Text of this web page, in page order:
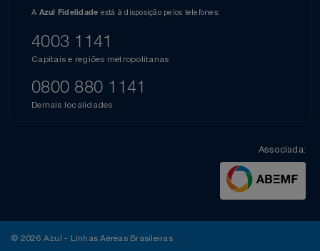
A Azul Fidelidade está à disposição pelos telefones:
4003 1141
Capitais e regiões metropolitanas
0800 880 1141
Demais localidades
Associada:
© 2026 Azul - Linhas Aéreas Brasileiras